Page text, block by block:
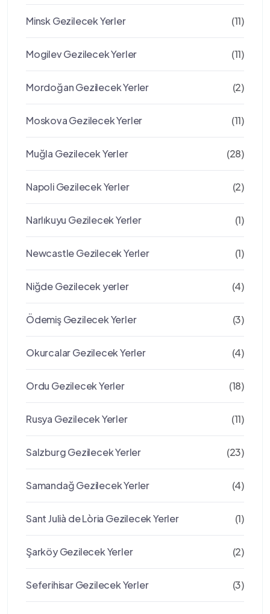
Minsk Gezilecek Yerler (11)
Mogilev Gezilecek Yerler (11)
Mordoğan Gezilecek Yerler (2)
Moskova Gezilecek Yerler (11)
Muğla Gezilecek Yerler (28)
Napoli Gezilecek Yerler (2)
Narlıkuyu Gezilecek Yerler (1)
Newcastle Gezilecek Yerler (1)
Niğde Gezilecek yerler (4)
Ödemiş Gezilecek Yerler (3)
Okurcalar Gezilecek Yerler (4)
Ordu Gezilecek Yerler (18)
Rusya Gezilecek Yerler (11)
Salzburg Gezilecek Yerler (23)
Samandağ Gezilecek Yerler (4)
Sant Julià de Lòria Gezilecek Yerler (1)
Şarköy Gezilecek Yerler (2)
Seferihisar Gezilecek Yerler (3)